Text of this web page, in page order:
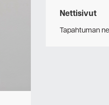
Nettisivut
Tapahtuman